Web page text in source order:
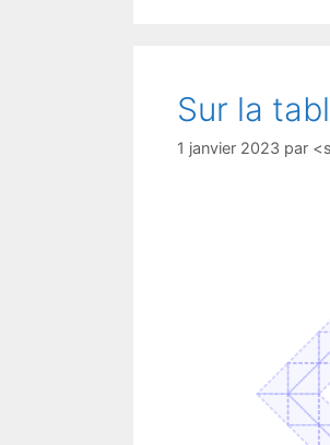
Sur la
1 janvier 2023 par